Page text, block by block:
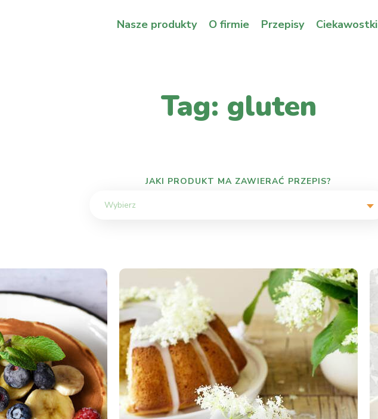
Nasze produkty O firmie Przepisy Ciekawostki
Tag: gluten
JAKI PRODUKT MA ZAWIERAĆ PRZEPIS?
Wybierz